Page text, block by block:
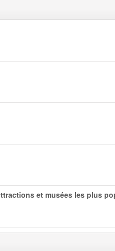
et musées les plus